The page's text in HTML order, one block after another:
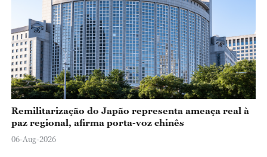
Remilitarização do Japão representa ameaça real à
paz regional, afirma porta-voz chinês
06-Aug-2026